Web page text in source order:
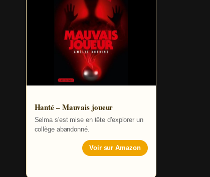
Hanté – Mauvais joueur
Selma s'est mise en tête d'explorer un
collège abandonné.
Voir sur Amazon